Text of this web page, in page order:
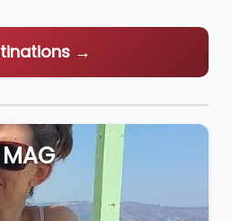
→
MAG